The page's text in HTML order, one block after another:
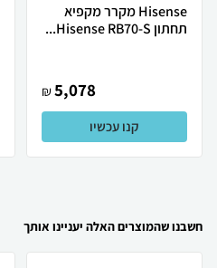
Hisense מקרר ‏מקפיא
תחתון Hisense RB70-S...
5,078
₪
קנו עכשיו
חשבנו שהמוצרים האלה יעניינו אותך